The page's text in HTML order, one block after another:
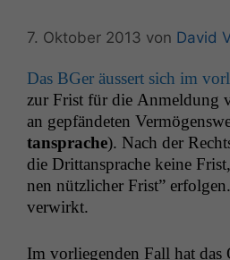
7. Oktober 2013 von David
Das BGer äussert sich im
zur Frist für die Anmel­dung
an gepfän­de­ten
tansprache). Nach der
die Drit­tansprache keine
nen nüt­zlich­er Frist”
verwirkt.
Im vor­liegen­den Fall hat das